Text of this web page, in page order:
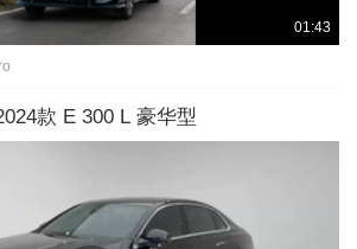
01:43
款 E 300 L 豪华型